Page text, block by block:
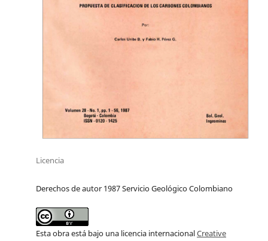
Licencia
Derechos de autor 1987 Servicio Geológico Colombiano
Esta obra está bajo una licencia internacionalCreative